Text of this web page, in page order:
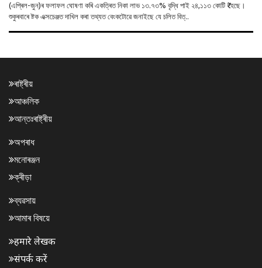
(এপ্ৰিল-জুন)ৰ ফলাফল ঘোষণা কৰি একত্ৰিত নিকা লাভ ১৩.৭৩% বৃদ্ধি পাই ২৪,১১৩ কোটি ₹ হৈছে।
শুকুৰবাৰে ষ্টক এক্সচেঞ্জত দাখিল কৰা তথ্যত বেংকটোৱে জনাইছে যে চলিত বিত্..
ৰাষ্ট্ৰীয়
আঞ্চলিক
আন্তঃৰাষ্ট্ৰীয়
অপৰাধ
মনোৰঞ্জন
ক্ৰীড়া
ব্যৱসায়
আমাৰ বিষয়ে
हमारे लेखक
संपर्क करें